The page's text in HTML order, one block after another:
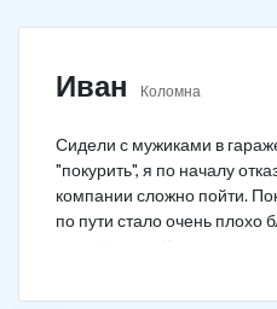
Иван Коломна
Сидели с мужиками в
"покурить", я по началу
компании сложно пойти.
по пути стало очень плохо
чувствовал что точно,
что быстро приехали,